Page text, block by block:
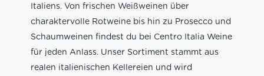
Italiens. Von frischen Weißweinen über
charaktervolle Rotweine bis hin zu Prosecco und
Schaumweinen findest du bei Centro Italia Weine
für jeden Anlass. Unser Sortiment stammt aus
realen italienischen Kellereien und wird